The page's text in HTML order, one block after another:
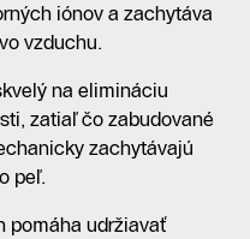
iónov a zachytáva
vzduchu.
na elimináciu
zatiaľ čo zabudované
zachytávajú
peľ.
pomáha udržiavať